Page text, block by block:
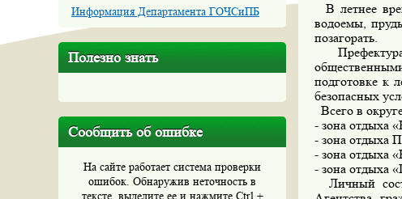
Информация Департамента ГОЧСиПБ
Полезно знать
Сообщить об ошибке
На сайте работает система проверки
ошибок. Обнаружив неточность в
тексте, выделите ее и нажмите Ctrl +
В летнее
водоемы,
позагорать.
подготовке к
безопасных
Всего в
- зона отдыха
- зона отдыха
- зона отдыха
- зона отдыха
Личный